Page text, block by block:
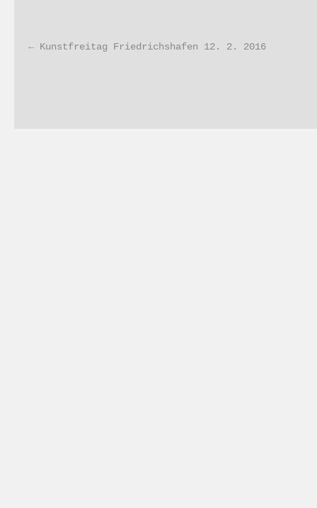
← Kunstfreitag Friedrichshafen 12. 2. 2016